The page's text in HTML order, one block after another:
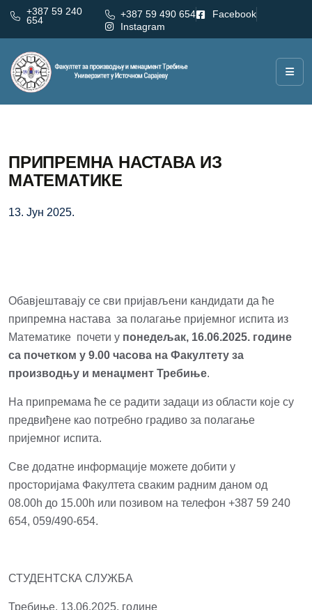
+387 59 240
654
+387 59 490 654
Facebook
Instagram
ПРИПРЕМНА НАСТАВА ИЗ
МАТЕМАТИКЕ
13. Јун 2025.
Обавјештавају се сви пријављени кандидати да ће
припремна настава за полагање пријемног испита из
Mатематике почети у понедељак, 16.06.2025. године
са почетком у 9.00 часова на Факултету за
производњу и менаџмент Требиње.
На припремама ће се радити задаци из области које су
предвиђене као потребно градиво за полагање
пријемног испита.
Све додатне информације можете добити у
просторијама Факултета сваким радним даном од
08.00h до 15.00h или позивом на телефон +387 59 240
654, 059/490-654.
СТУДЕНТСКА СЛУЖБА
Требиње, 13.06.2025. године